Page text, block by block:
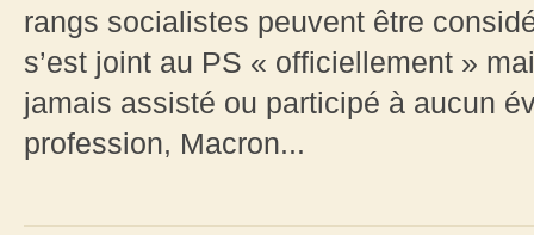
rangs socialistes peuvent être
s’est joint au PS « officiellement »
jamais assisté ou participé à aucun
profession, Macron...